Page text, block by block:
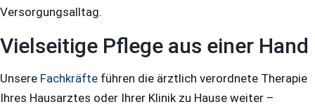
Versorgungsalltag.
Vielseitige Pflege aus einer Hand
Unsere Fachkräfte führen die ärztlich verordnete Therapie
Ihres Hausarztes oder Ihrer Klinik zu Hause weiter –